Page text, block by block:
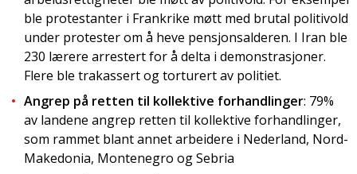
ble protestanter i Frankrike møtt med brutal politivold
under protester om å heve pensjonsalderen. I Iran ble
230 lærere arrestert for å delta i demonstrasjoner.
Flere ble trakassert og torturert av politiet.
Angrep på retten til kollektive forhandlinger: 79%
av landene angrep retten til kollektive forhandlinger,
som rammet blant annet arbeidere i Nederland, Nord-
Makedonia, Montenegro og Sebria